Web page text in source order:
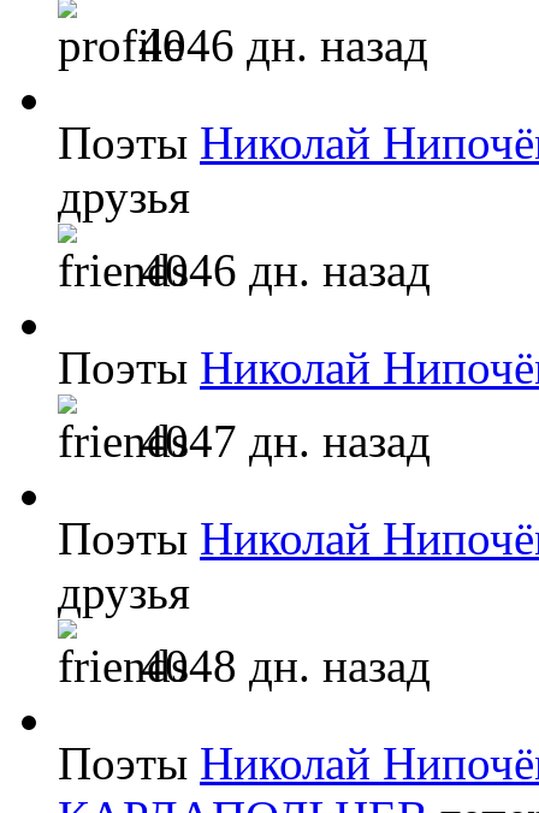
4046 дн. назад
Поэты Николай
друзья
4046 дн. назад
Поэты Николай
4047 дн. назад
Поэты Николай
друзья
4048 дн. назад
Поэты Николай